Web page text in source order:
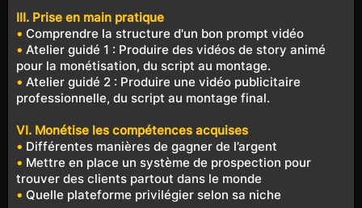
III. Prise en main pratique
• Comprendre la structure d'un bon prompt vidéo
• Atelier guidé 1 : Produire des vidéos de story animé
pour la monétisation, du script au montage.
• Atelier guidé 2 : Produire une vidéo publicitaire
professionnelle, du script au montage final.
VI. Monétise les compétences acquises
• Différentes manières de gagner de l’argent
• Mettre en place un système de prospection pour
trouver des clients partout dans le monde
• Quelle plateforme privilégier selon sa niche